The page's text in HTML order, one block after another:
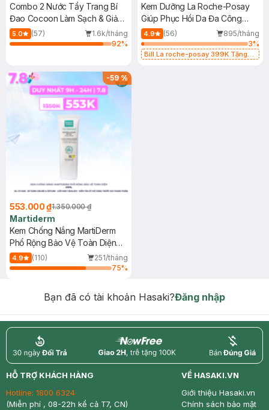
Combo 2 Nước Tẩy Trang Bí
Đao Cocoon Làm Sạch & Giảm
Dầu 500ml
5.0 (57)
1.6k/tháng
92%
Kem Dưỡng La Roche-Posay
Giúp Phục Hồi Da Đa Công
Dụng 40ml
4.9 (56)
895/tháng
3%
Bill La roche-posay 399K Tặng
-59%
553.000 ₫1.350.000 ₫
Martiderm
Kem Chống Nắng MartiDerm
Phổ Rộng Bảo Vệ Toàn Diện
40ml
4.9 (110)
251/tháng
75%
Bạn đã có tài khoản Hasaki?Đăng nhập
return nowfree price
HỖ TRỢ KHÁCH HÀNG
Hotline: 1800 6324
(Miễn phí , 08-22h kể cả T7, CN)
VỀ HASAKI.VN
Giới thiệu Hasaki.vn
Chính sách bảo mật